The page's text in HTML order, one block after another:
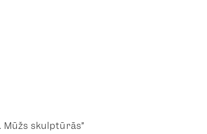
Mūžs skulptūrās”